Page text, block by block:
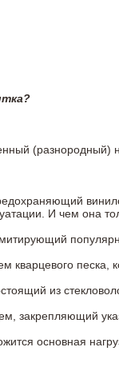
И чем она
кварцевого песка,
из
закрепляющий
основная